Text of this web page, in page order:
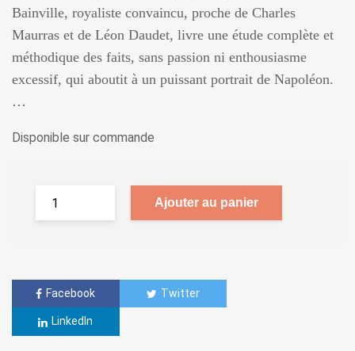
Bainville, royaliste convaincu, proche de Charles
Maurras et de Léon Daudet, livre une étude complète et
méthodique des faits, sans passion ni enthousiasme
excessif, qui aboutit à un puissant portrait de Napoléon.
…
Disponible sur commande
Ajouter au panier
Facebook Twitter
LinkedIn